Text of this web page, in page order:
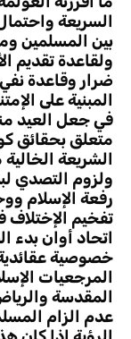
السريعة
بين المسلمين
ولقاعدة تقديم
ضرار وقاعدة
المبنية على
في جعل العيد
متعلق بحقائق
الشريعة
ولزوم التصدي
رفعة الإسلام
تفخيم الإختلاف
اتحاد أوان بدء
خصوصية
المرجعيات
المقدسة
عدم الزام